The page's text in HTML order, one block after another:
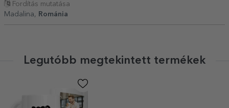
Fordítás mutatása
Madalina,
Románia
Legutóbb megtekintett termékek